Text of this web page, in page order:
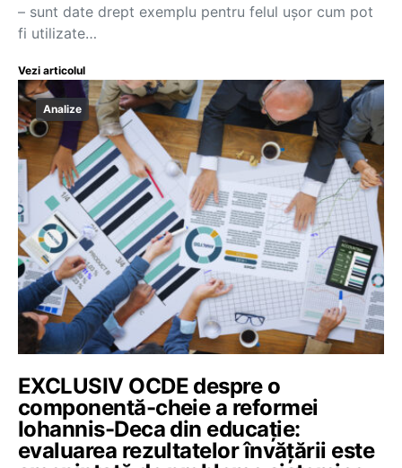
– sunt date drept exemplu pentru felul ușor cum pot
fi utilizate…
Vezi articolul
Analize
EXCLUSIV OCDE despre o
componentă-cheie a reformei
Iohannis-Deca din educație:
evaluarea rezultatelor învățării este